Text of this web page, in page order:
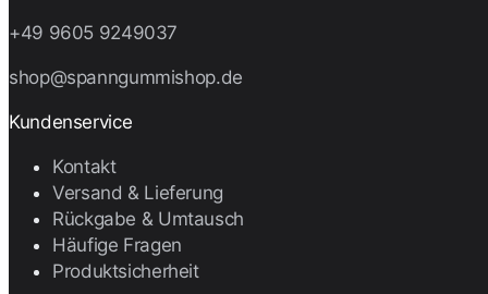
+49 9605 9249037
shop@spanngummishop.de
Kundenservice
Kontakt
Versand & Lieferung
Rückgabe & Umtausch
Häufige Fragen
Produktsicherheit